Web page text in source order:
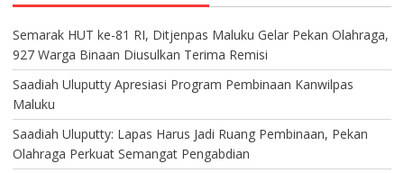
Semarak HUT ke-81 RI, Ditjenpas Maluku Gelar Pekan Olahraga,
927 Warga Binaan Diusulkan Terima Remisi
Saadiah Uluputty Apresiasi Program Pembinaan Kanwilpas
Maluku
Saadiah Uluputty: Lapas Harus Jadi Ruang Pembinaan, Pekan
Olahraga Perkuat Semangat Pengabdian